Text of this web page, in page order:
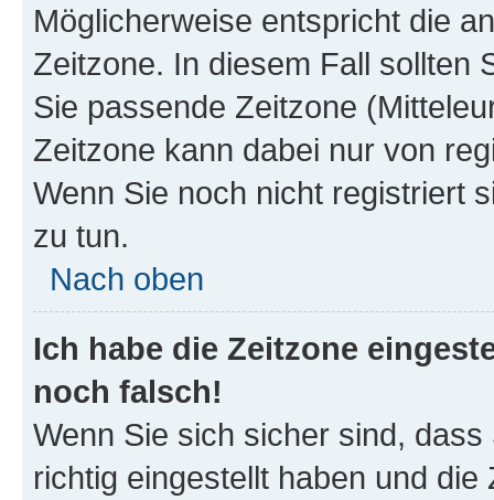
Möglicherweise entspricht die
Zeitzone. In diesem Fall sollten
Sie passende Zeitzone
Zeitzone kann dabei nur von
Wenn Sie noch nicht registriert
zu tun.
Nach oben
Ich habe die Zeitzone
noch falsch!
Wenn Sie sich sicher sind,
richtig eingestellt haben und